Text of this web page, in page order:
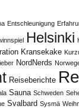
Entschleunigung
Helsinki
Kransekake
NordNerds
Reiseberichte
Sauna Schweden
Svalbard Sysmä